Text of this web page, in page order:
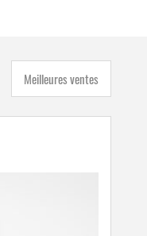
Meilleures ventes